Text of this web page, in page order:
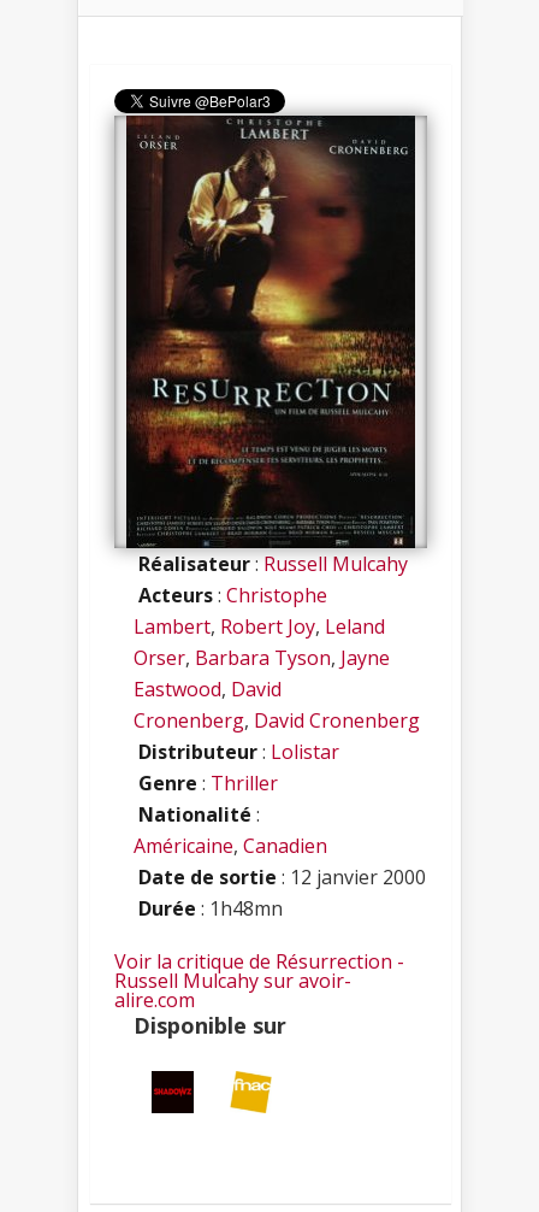
Réalisateur:Russell Mulcahy
Acteurs: Christophe
Lambert, Robert Joy, Leland
Orser, Barbara Tyson, Jayne
Eastwood, David
Cronenberg, David Cronenberg
Distributeur: Lolistar
Genre : Thriller
Nationalité :
Américaine, Canadien
Date de sortie : 12 janvier 2000
Durée : 1h48mn
Voir la critique de Résurrection -
Russell Mulcahy sur avoir-
alire.com
Disponible sur